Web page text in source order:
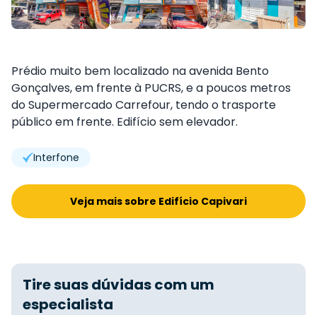
Prédio muito bem localizado na avenida Bento
Gonçalves, em frente à PUCRS, e a poucos metros
do Supermercado Carrefour, tendo o trasporte
público em frente. Edifício sem elevador.
Interfone
Veja mais sobre Edifício Capivari
Tire suas dúvidas com um
especialista